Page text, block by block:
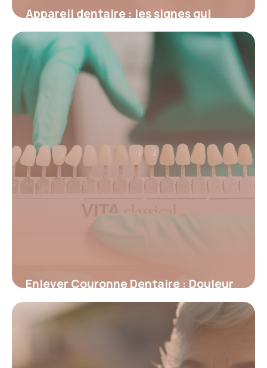
Appareil dentaire : les signes qui
indiquent que vous en avez vraiment
besoin
19 mai 2026
Enlever Couronne Dentaire : Douleur
et Conseils